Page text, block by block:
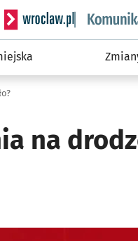
Serwis informacyjny
na